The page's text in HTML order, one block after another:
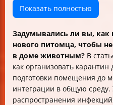
животными во время
4. Интеграция и
карантине
Итоговая таблица
Показать полностью
Задумывались ли вы, как
нового питомца, чтобы
в доме животным? В
как организовать карантин
подготовки помещения до
интеграции в общую среду.
распространения